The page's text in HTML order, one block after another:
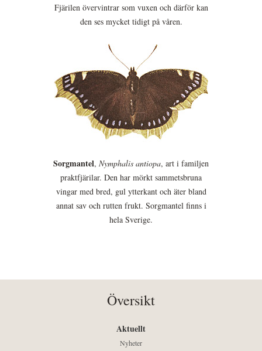
Fjärilen övervintrar som vuxen och därför kan
den ses mycket tidigt på våren.
Sorgmantel, Nymphalis antiopa, art i familjen
praktfjärilar. Den har mörkt sammetsbruna
vingar med bred, gul ytterkant och äter bland
annat sav och rutten frukt. Sorgmantel finns i
hela Sverige.
Översikt
Aktuellt
Nyheter